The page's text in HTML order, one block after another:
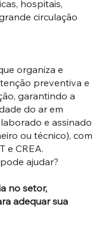
hospitais,
circulação
organiza e
preventiva e
garantindo a
do ar em
e assinado
ou técnico), com
e CREA.
ajudar?
no setor,
adequar sua